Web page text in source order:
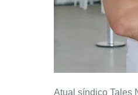
Atual síndico Tales